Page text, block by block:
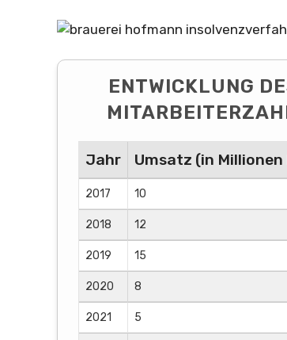
ENTWICKLUNG
Jahr Umsatz (in Millionen
2017 10
2018 12
2019 15
2020 8
2021 5